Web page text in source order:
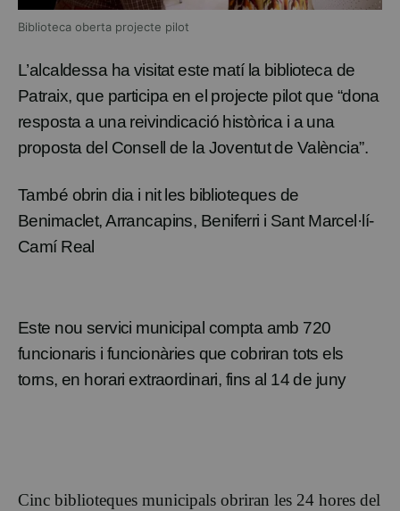
Biblioteca oberta projecte pilot
L’alcaldessa ha visitat este matí la biblioteca de
Patraix, que participa en el projecte pilot que “dona
resposta a una reivindicació històrica i a una
proposta del Consell de la Joventut de València”.
També obrin dia i nit les biblioteques de
Benimaclet,Arrancapins, Beniferri i Sant Marcel·lí-
Camí Real
Este nou servici municipal compta amb 720
funcionaris i funcionàries que cobriran tots els
torns, en horari extraordinari, fins al 14 de juny
Cinc biblioteques municipals obriran les 24 hores del